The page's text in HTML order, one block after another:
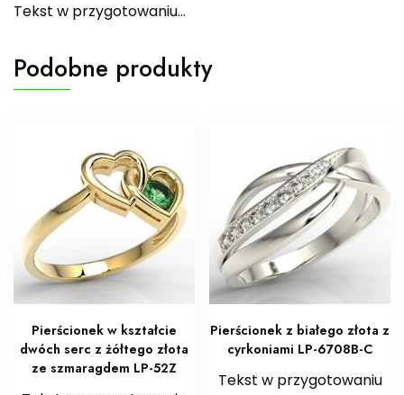
Tekst w przygotowaniu…
Podobne produkty
Pierścionek w kształcie
dwóch serc z żółtego złota
ze szmaragdem LP-52Z
Pierścionek z białego złota z
cyrkoniami LP-6708B-C
Tekst w przygotowaniu